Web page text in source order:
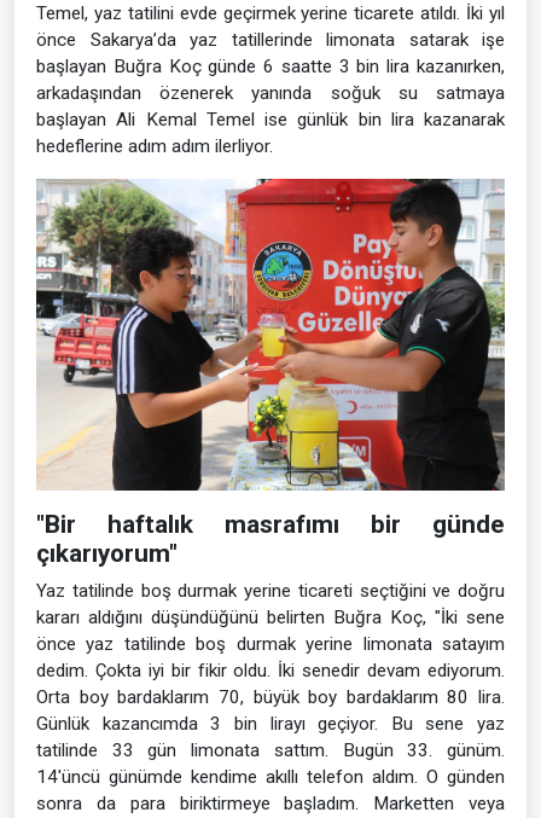
Temel, yaz tatilini evde geçirmek yerine ticarete atıldı. İki yıl
önce Sakarya’da yaz tatillerinde limonata satarak işe
başlayan Buğra Koç günde 6 saatte 3 bin lira kazanırken,
arkadaşından özenerek yanında soğuk su satmaya
başlayan Ali Kemal Temel ise günlük bin lira kazanarak
hedeflerine adım adım ilerliyor.
"Bir haftalık masrafımı bir günde
çıkarıyorum"
Yaz tatilinde boş durmak yerine ticareti seçtiğini ve doğru
kararı aldığını düşündüğünü belirten Buğra Koç, "İki sene
önce yaz tatilinde boş durmak yerine limonata satayım
dedim. Çokta iyi bir fikir oldu. İki senedir devam ediyorum.
Orta boy bardaklarım 70, büyük boy bardaklarım 80 lira.
Günlük kazancımda 3 bin lirayı geçiyor. Bu sene yaz
tatilinde 33 gün limonata sattım. Bugün 33. günüm.
14'üncü günümde kendime akıllı telefon aldım. O günden
sonra da para biriktirmeye başladım. Marketten veya